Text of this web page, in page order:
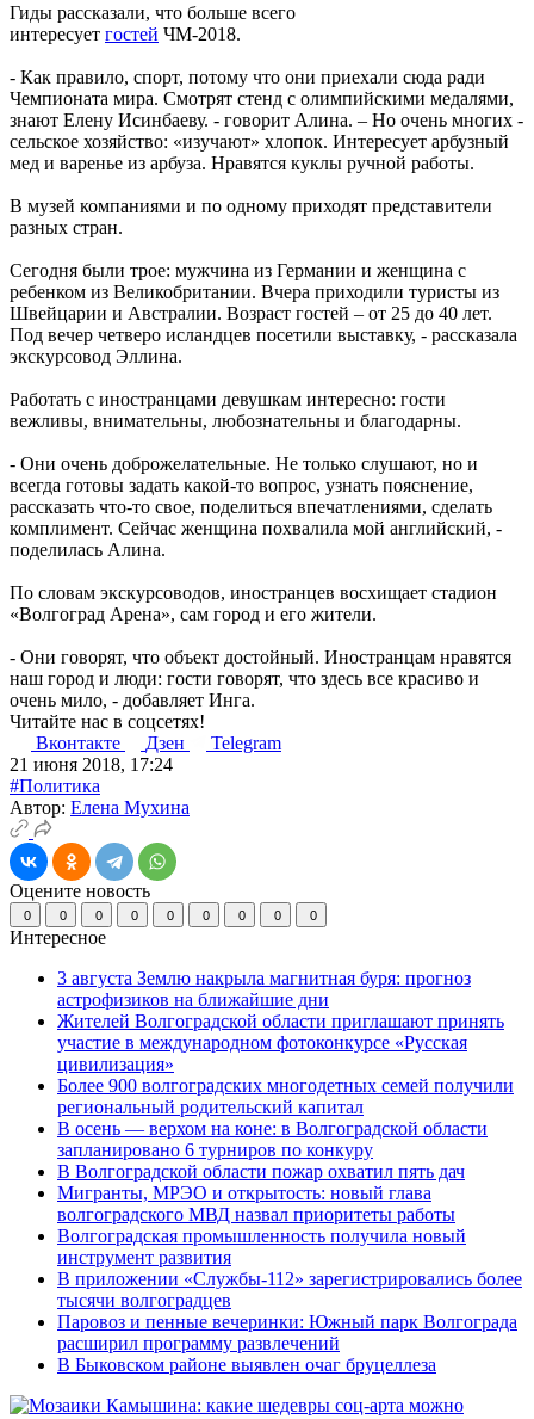
Гиды рассказали, что больше всего
интересует гостей ЧМ-2018.
- Как правило, спорт, потому что они приехали сюда ради
Чемпионата мира. Смотрят стенд с олимпийскими медалями,
знают Елену Исинбаеву. - говорит Алина. – Но очень многих -
сельское хозяйство: «изучают» хлопок. Интересует арбузный
мед и варенье из арбуза. Нравятся куклы ручной работы.
В музей компаниями и по одному приходят представители
разных стран.
Сегодня были трое: мужчина из Германии и женщина с
ребенком из Великобритании. Вчера приходили туристы из
Швейцарии и Австралии. Возраст гостей – от 25 до 40 лет.
Под вечер четверо исландцев посетили выставку, - рассказала
экскурсовод Эллина.
Работать с иностранцами девушкам интересно: гости
вежливы, внимательны, любознательны и благодарны.
- Они очень доброжелательные. Не только слушают, но и
всегда готовы задать какой-то вопрос, узнать пояснение,
рассказать что-то свое, поделиться впечатлениями, сделать
комплимент. Сейчас женщина похвалила мой английский, -
поделилась Алина.
По словам экскурсоводов, иностранцев восхищает стадион
«Волгоград Арена», сам город и его жители.
- Они говорят, что объект достойный. Иностранцам нравятся
наш город и люди: гости говорят, что здесь все красиво и
очень мило, - добавляет Инга.
Читайте нас в соцсетях!
Вконтакте
Дзен
Telegram
21 июня 2018, 17:24
#Политика
Автор: Елена Мухина
Оцените новость
0 0 0 0 0 0 0 0 0
Интересное
3 августа Землю накрыла магнитная буря: прогноз
астрофизиков на ближайшие дни
Жителей Волгоградской области приглашают принять
участие в международном фотоконкурсе «Русская
цивилизация»
Более 900 волгоградских многодетных семей получили
региональный родительский капитал
В осень — верхом на коне: в Волгоградской области
запланировано 6 турниров по конкуру
В Волгоградской области пожар охватил пять дач
Мигранты, МРЭО и открытость: новый глава
волгоградского МВД назвал приоритеты работы
Волгоградская промышленность получила новый
инструмент развития
В приложении «Службы-112» зарегистрировались более
тысячи волгоградцев
Паровоз и пенные вечеринки: Южный парк Волгограда
расширил программу развлечений
В Быковском районе выявлен очаг бруцеллеза